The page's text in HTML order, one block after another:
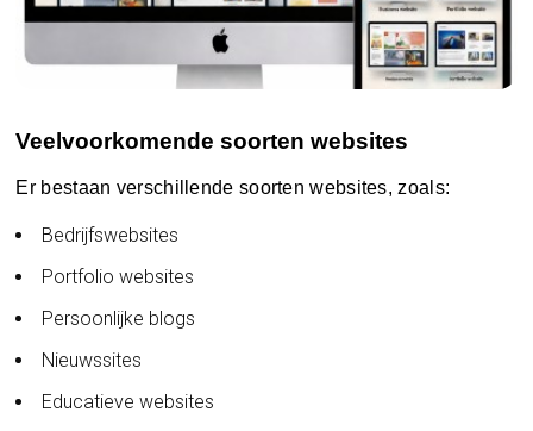
Veelvoorkomende soorten websites
Er bestaan verschillende soorten websites, zoals:
Bedrijfswebsites
Portfolio websites
Persoonlijke blogs
Nieuwssites
Educatieve websites